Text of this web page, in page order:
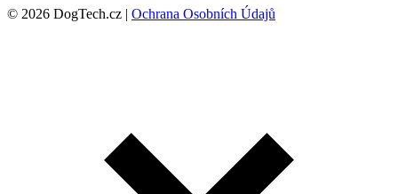
© 2026 DogTech.cz | Ochrana Osobních Údajů